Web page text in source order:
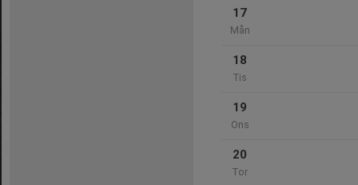
17
Mån
18
Tis
19
Ons
20
Tor